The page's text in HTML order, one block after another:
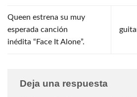
Queen estrena su muy
esperada canción
inédita “Face It Alone”.
Deja una respuesta